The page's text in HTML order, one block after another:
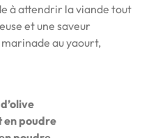
à attendrir la viande tout
et une saveur
au yaourt,
en poudre